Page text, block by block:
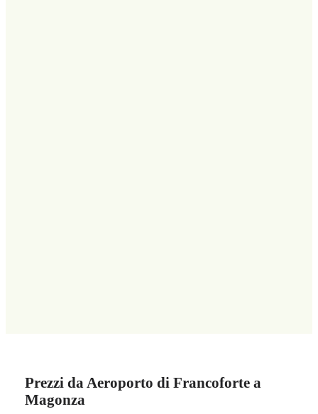
Prezzi da Aeroporto di Francoforte a
Magonza